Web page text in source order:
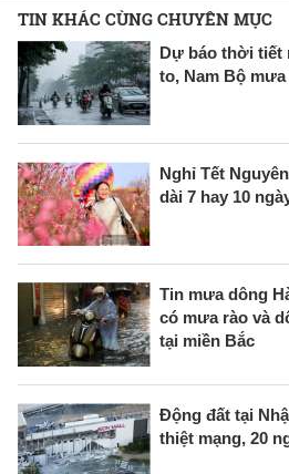
TIN KHÁC CÙNG CHUYÊN MỤC
Dự báo thời tiết
to, Nam Bộ
Nghỉ Tết
dài 7 hay 10
Tin mưa dông
có mưa rào và
tại miền Bắc
Động đất tại
thiệt mạng, 20